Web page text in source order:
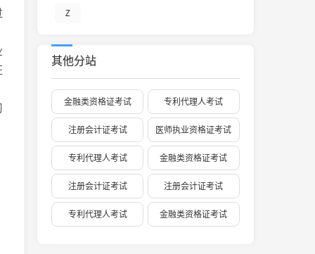
Z
其他分站
金融类资格证考试 专利代理人考试
注册会计证考试 医师执业资格证考试
专利代理人考试 金融类资格证考试
注册会计证考试 注册会计证考试
专利代理人考试 金融类资格证考试